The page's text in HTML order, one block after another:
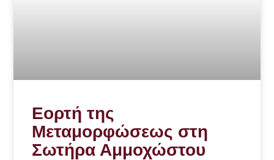
Εορτή της
Μεταμορφώσεως στη
Σωτήρα Αμμοχώστου